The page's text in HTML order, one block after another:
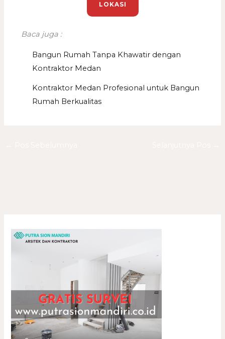
LOKASI
Baca juga :
Bangun Rumah Tanpa Khawatir dengan
Kontraktor Medan
Kontraktor Medan Profesional untuk Bangun
Rumah Berkualitas